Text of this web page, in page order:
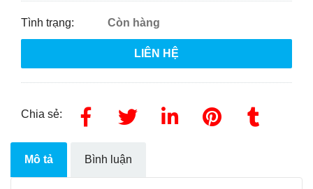
Tình trạng: Còn hàng
LIÊN HỆ
Chia sẻ:
Mô tả Bình luận